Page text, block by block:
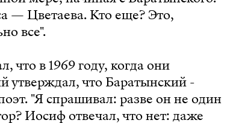
— Цветаева. Кто еще? Это,
все".
в 1969 году, когда они
утверждал, что Баратынский -
"Я спрашивал: разве он не один
Иосиф отвечал, что нет: даже